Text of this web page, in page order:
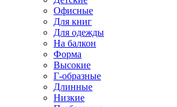
Офисные
Для книг
Для одежды
На балкон
Форма
Высокие
Г-образные
Длинные
Низкие